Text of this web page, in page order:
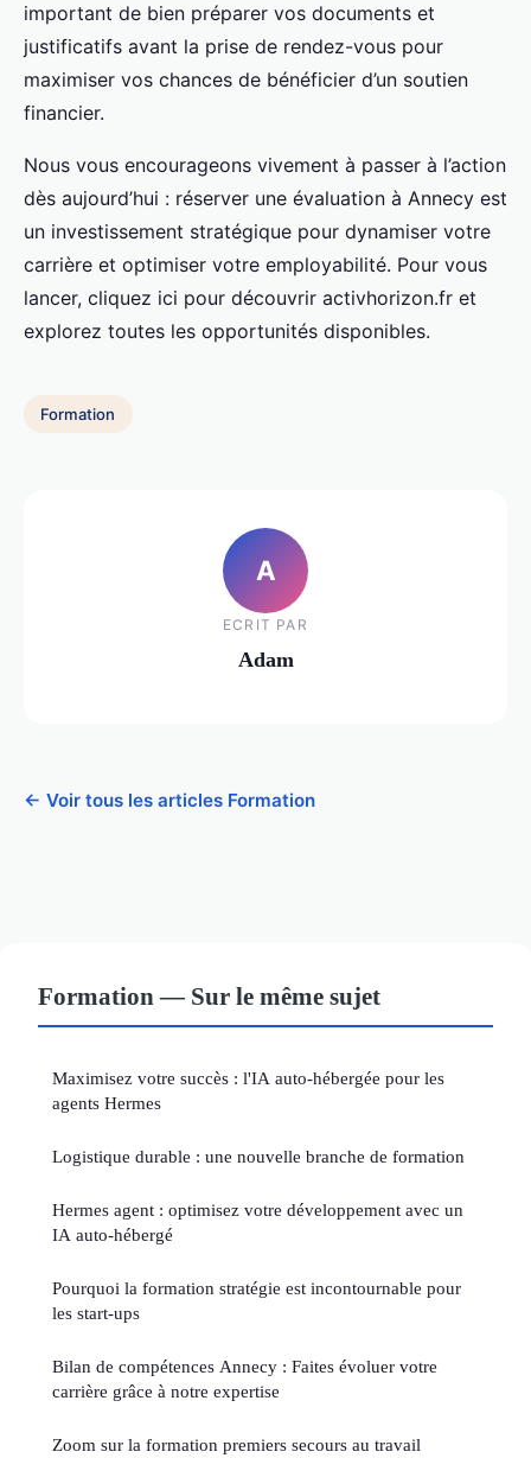
important de bien préparer vos documents et
justificatifs avant la prise de rendez-vous pour
maximiser vos chances de bénéficier d’un soutien
financier.
Nous vous encourageons vivement à passer à l’action
dès aujourd’hui : réserver une évaluation à Annecy est
un investissement stratégique pour dynamiser votre
carrière et optimiser votre employabilité. Pour vous
lancer, cliquez ici pour découvrir activhorizon.fr et
explorez toutes les opportunités disponibles.
Formation
A
ECRIT PAR
Adam
← Voir tous les articles Formation
Formation — Sur le même sujet
Maximisez votre succès : l'IA auto-hébergée pour les
agents Hermes
Logistique durable : une nouvelle branche de formation
Hermes agent : optimisez votre développement avec un
IA auto-hébergé
Pourquoi la formation stratégie est incontournable pour
les start-ups
Bilan de compétences Annecy : Faites évoluer votre
carrière grâce à notre expertise
Zoom sur la formation premiers secours au travail